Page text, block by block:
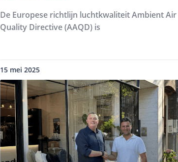
De Europese richtlijn luchtkwaliteit Ambient Air
Quality Directive (AAQD) is
15 mei 2025